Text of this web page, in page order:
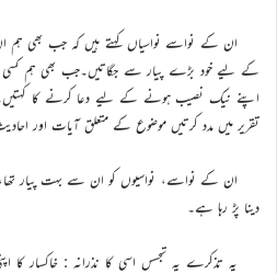
ان کے نواسے نواسیاں کہتے ہیں کہ جب بھی ہم
کے لیے خود بڑے پیار سے جگاتیں۔جب بھی ہم کسی
اپنے نیک نصیب ہونے کے لیے دعا کرنے کا کہتیں۔
تقریر میں مدد کرتیں موضوع کے متعلق آیات اور
ان کے نواسے، نواسیوں کو ان سے بہت پیار تھا،
دینا پڑ رہا ہے۔
یہ تذکرے یہ تجسس اسی کا نذرانہ : خاکسار کا